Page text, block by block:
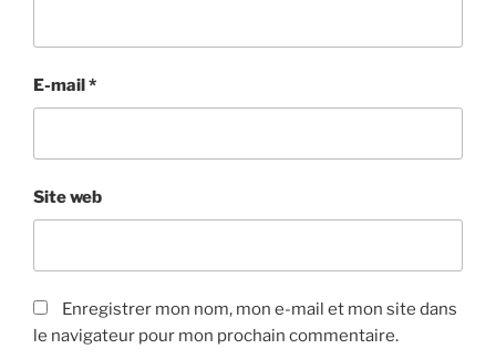
E-mail*
Site web
Enregistrer mon nom, mon e-mail et mon site dans
le navigateur pour mon prochain commentaire.